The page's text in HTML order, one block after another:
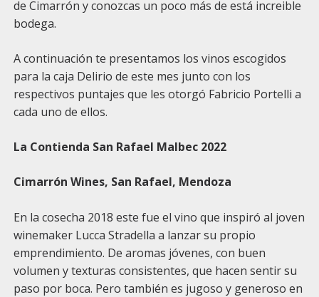
de Cimarrón y conozcas un poco más de está increible
bodega.
A continuación te presentamos los vinos escogidos
para la caja Delirio de este mes junto con los
respectivos puntajes que les otorgó Fabricio Portelli a
cada uno de ellos.
La Contienda San Rafael Malbec 2022
Cimarrón Wines, San Rafael, Mendoza
En la cosecha 2018 este fue el vino que inspiró al joven
winemaker Lucca Stradella a lanzar su propio
emprendimiento. De aromas jóvenes, con buen
volumen y texturas consistentes, que hacen sentir su
paso por boca. Pero también es jugoso y generoso en